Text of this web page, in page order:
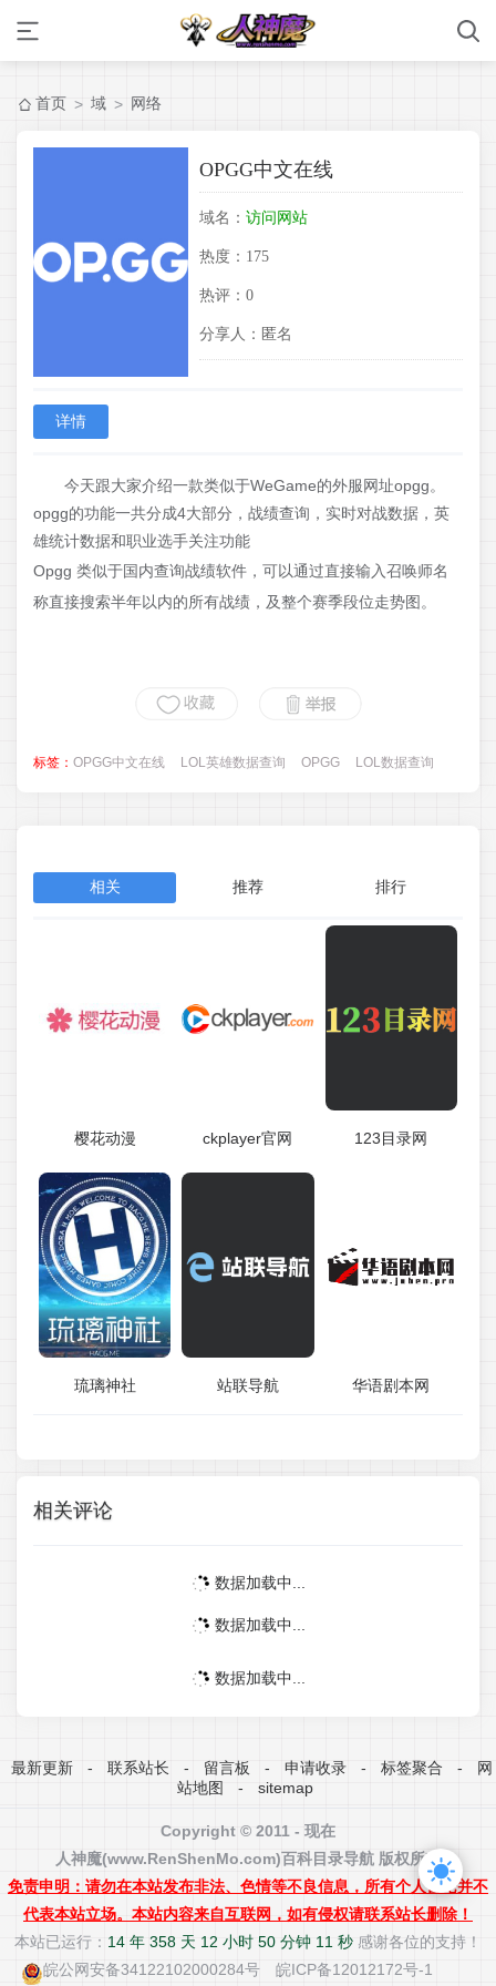
首页 > 域 > 网络
OPGG中文在线
域名： 访问网站
热度： 175
热评： 0
分享人： 匿名
详情
今天跟大家介绍一款类似于WeGame的外服网址opgg。
opgg的功能一共分成4大部分，战绩查询，实时对战数据，英
雄统计数据和职业选手关注功能
Opgg 类似于国内查询战绩软件，可以通过直接输入召唤师名
称直接搜索半年以内的所有战绩，及整个赛季段位走势图。
标签： OPGG中文在线 LOL英雄数据查询 OPGG LOL数据查询
相关 推荐 排行
樱花动漫 ckplayer官网 123目录网
琉璃神社 站联导航 华语剧本网
相关评论
数据加载中...
数据加载中...
数据加载中...
最新更新 - 联系站长 - 留言板 - 申请收录 - 标签聚合 -
网
站地图
- sitemap
Copyright © 2011 - 现在
人神魔(www.RenShenMo.com)百科目录导航 版权所有
免责申明：请勿在本站发布非法、色情等不良信息，所有个人言论并不
代表本站立场。本站内容来自互联网，如有侵权请联系站长删除！
本站已运行： 14 年 358 天 12 小时 50 分钟 11 秒 感谢各位的支持！
皖公网安备34122102000284号
皖ICP备12012172号-1